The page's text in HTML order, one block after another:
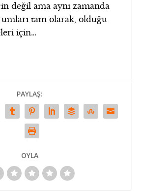
değil ama aynı zamanda
tam olarak, olduğu
için…
PAYLAŞ:
OYLA